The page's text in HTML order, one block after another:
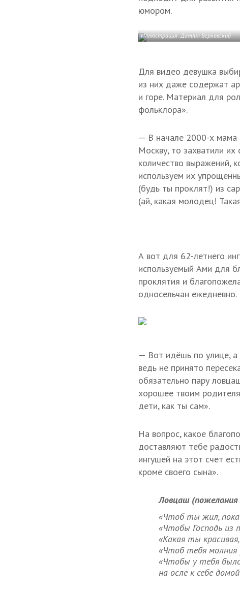
юмором.
Иллюстрация: Даниил Берковский
Для видео девушка
из них даже содержат
и горе. Материал для
фольклора».
— В начале 2000-х мама
Москву, то захватили
количество выражений,
используем их
(будь ты проклят!) из
(ай, какая молодец!
А вот для 62-летнего
используемый Ами для
проклятия и
односельчан ежедневно.
— Вот идёшь по улице, а
ведь не принято
обязательно пару
хорошее твоим
дети, как ты сам».
На вопрос, какое
доставляют тебе
ингушей на этот счет
кроме своего сына».
Ловцаш (пожелания
«Чтоб ты жил,
«Чтобы Господь из
«Какая ты
«Чтоб тебя
«Чтобы у тебя
на осле к себе